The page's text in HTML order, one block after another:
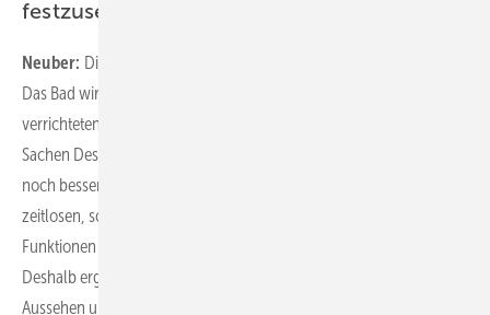
festzusetzen?
Neuber: Die Funktionen, die ein Bad erfüllt, verändern sich nicht.
Das Bad wird immer ein Ort der Reinigung bleiben und die dort
verrichteten Rituale werden weiterhin bestehen. Bewegung in
Sachen Design und Technik muss es jedoch auch künftig geben, um
noch besser auf Kundenbedürfnisse einzugehen. Neben einer
zeitlosen, schlichten Ästhetik sind vor allem herausragende
Funktionen ein unabdingbarer Bestandteil eines guten Designs.
Deshalb ergänzen sich bei unseren Sanitärprodukten gutes
Aussehen und optimale Funktion. Getreu dem Grundsatz: „Design